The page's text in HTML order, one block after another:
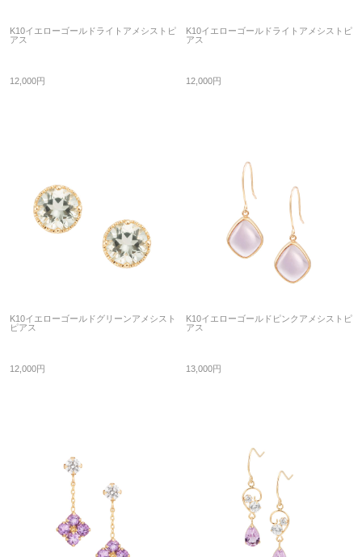
K10イエローゴールドライトアメシストピ
アス
12,000円
K10イエローゴールドライトアメシストピ
アス
12,000円
K10イエローゴールドグリーンアメシスト
ピアス
12,000円
K10イエローゴールドピンクアメシストピ
アス
13,000円